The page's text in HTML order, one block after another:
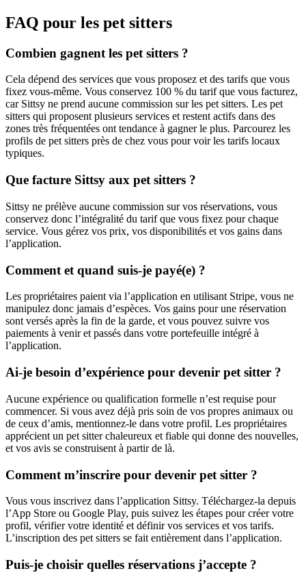
FAQ pour les pet sitters
Combien gagnent les pet sitters ?
Cela dépend des services que vous proposez et des tarifs que vous
fixez vous-même. Vous conservez 100 % du tarif que vous facturez,
car Sittsy ne prend aucune commission sur les pet sitters. Les pet
sitters qui proposent plusieurs services et restent actifs dans des
zones très fréquentées ont tendance à gagner le plus. Parcourez les
profils de pet sitters près de chez vous pour voir les tarifs locaux
typiques.
Que facture Sittsy aux pet sitters ?
Sittsy ne prélève aucune commission sur vos réservations, vous
conservez donc l’intégralité du tarif que vous fixez pour chaque
service. Vous gérez vos prix, vos disponibilités et vos gains dans
l’application.
Comment et quand suis-je payé(e) ?
Les propriétaires paient via l’application en utilisant Stripe, vous ne
manipulez donc jamais d’espèces. Vos gains pour une réservation
sont versés après la fin de la garde, et vous pouvez suivre vos
paiements à venir et passés dans votre portefeuille intégré à
l’application.
Ai-je besoin d’expérience pour devenir pet sitter ?
Aucune expérience ou qualification formelle n’est requise pour
commencer. Si vous avez déjà pris soin de vos propres animaux ou
de ceux d’amis, mentionnez-le dans votre profil. Les propriétaires
apprécient un pet sitter chaleureux et fiable qui donne des nouvelles,
et vos avis se construisent à partir de là.
Comment m’inscrire pour devenir pet sitter ?
Vous vous inscrivez dans l’application Sittsy. Téléchargez-la depuis
l’App Store ou Google Play, puis suivez les étapes pour créer votre
profil, vérifier votre identité et définir vos services et vos tarifs.
L’inscription des pet sitters se fait entièrement dans l’application.
Puis-je choisir quelles réservations j’accepte ?